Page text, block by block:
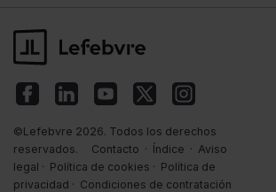
©Lefebvre 2026. Todos los derechos
reservados.
Contacto · Índice · Aviso
legal · Política de cookies · Política de
privacidad · Condiciones de contratación